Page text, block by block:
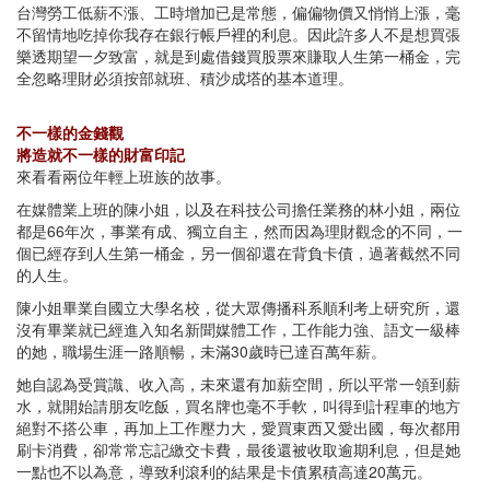
台灣勞工低薪不漲、工時增加已是常態，偏偏物價又悄悄上漲，毫
不留情地吃掉你我存在銀行帳戶裡的利息。因此許多人不是想買張
樂透期望一夕致富，就是到處借錢買股票來賺取人生第一桶金，完
全忽略理財必須按部就班、積沙成塔的基本道理。
不一樣的金錢觀
將造就不一樣的財富印記
來看看兩位年輕上班族的故事。
在媒體業上班的陳小姐，以及在科技公司擔任業務的林小姐，兩位
都是66年次，事業有成、獨立自主，然而因為理財觀念的不同，一
個已經存到人生第一桶金，另一個卻還在背負卡債，過著截然不同
的人生。
陳小姐畢業自國立大學名校，從大眾傳播科系順利考上研究所，還
沒有畢業就已經進入知名新聞媒體工作，工作能力強、語文一級棒
的她，職場生涯一路順暢，未滿30歲時已達百萬年薪。
她自認為受賞識、收入高，未來還有加薪空間，所以平常一領到薪
水，就開始請朋友吃飯，買名牌也毫不手軟，叫得到計程車的地方
絕對不搭公車，再加上工作壓力大，愛買東西又愛出國，每次都用
刷卡消費，卻常常忘記繳交卡費，最後還被收取逾期利息，但是她
一點也不以為意，導致利滾利的結果是卡債累積高達20萬元。